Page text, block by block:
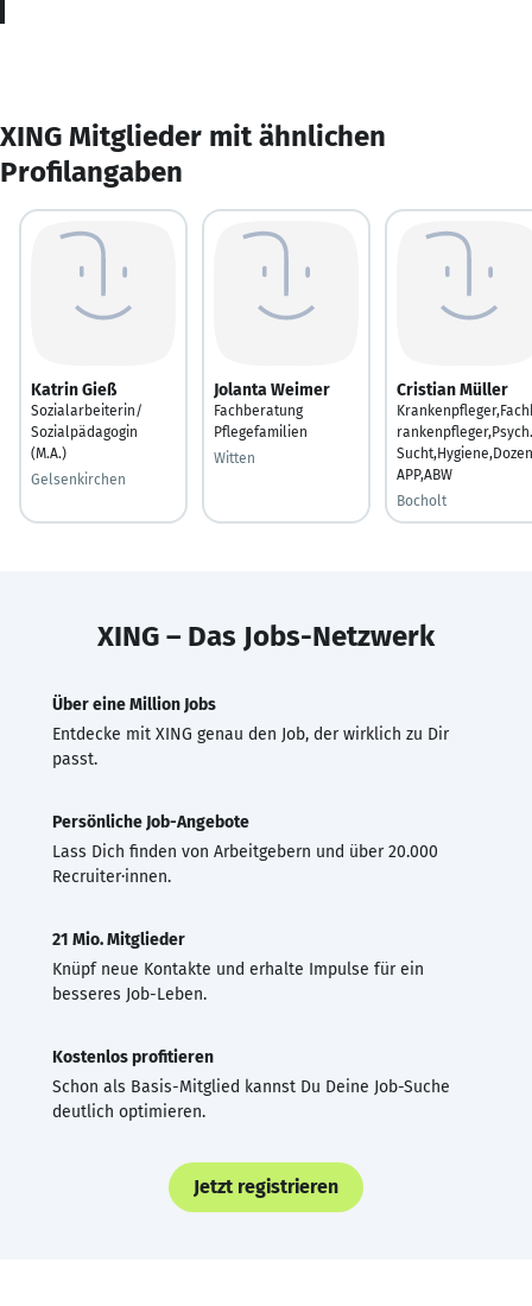
XING Mitglieder mit ähnlichen
Profilangaben
Katrin Gieß
Sozialarbeiterin/
Sozialpädagogin
(M.A.)
Gelsenkirchen
Jolanta Weimer
Fachberatung
Pflegefamilien
Witten
Cristian Müller
APP,ABW
Bocholt
XING – Das Jobs-Netzwerk
Über eine Million Jobs
Entdecke mit XING genau den Job, der wirklich zu Dir
passt.
Persönliche Job-Angebote
Lass Dich finden von Arbeitgebern und über 20.000
Recruiter·innen.
21 Mio. Mitglieder
Knüpf neue Kontakte und erhalte Impulse für ein
besseres Job-Leben.
Kostenlos profitieren
Schon als Basis-Mitglied kannst Du Deine Job-Suche
deutlich optimieren.
Jetzt registrieren